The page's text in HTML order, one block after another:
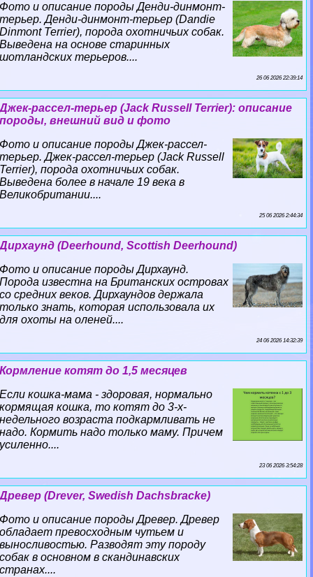
Фото и описание породы Денди-динмонт-
терьер. Денди-динмонт-терьер (Dandie
Dinmont Terrier), порода охотничьих собак.
Выведена на основе старинных
шотландских терьеров....
26 06 2026 22:39:14
Джек-рассел-терьер (Jack Russell Terrier): описание
породы, внешний вид и фото
Фото и описание породы Джек-рассел-
терьер. Джек-рассел-терьер (Jack Russell
Terrier), порода охотничьих собак.
Выведена более в начале 19 века в
Великобритании....
25 06 2026 2:44:34
Дирхаунд (Deerhound, Scottish Deerhound)
Фото и описание породы Дирхаунд.
Порода известна на Британских островах
со средних веков. Дирхаундов держала
только знать, которая использовала их
для охоты на оленей....
24 06 2026 14:32:39
Кормление котят до 1,5 месяцев
Если кошка-мама - здоровая, нормально
кормящая кошка, то котят до 3-х-
недельного возраста подкармливать не
надо. Кормить надо только маму. Причем
усиленно....
23 06 2026 3:54:28
Древер (Drever, Swedish Dachsbracke)
Фото и описание породы Древер. Древер
обладает превосходным чутьем и
выносливостью. Разводят эту породу
собак в основном в скандинавских
странах....